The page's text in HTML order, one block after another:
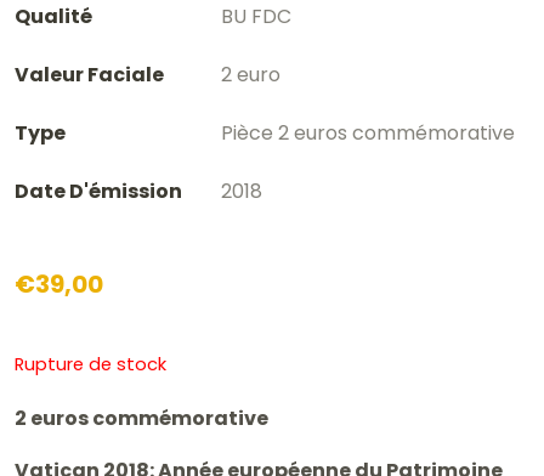
Qualité BU FDC
Valeur Faciale 2 euro
Type Pièce 2 euros commémorative
Date D'émission 2018
€39,00
Rupture de stock
2 euros commémorative
Vatican 2018: Année européenne du Patrimoine